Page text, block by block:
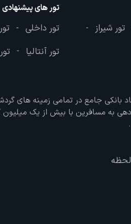
تور شیراز -
تور های پیشنهادی
تور داخلی -
تور آنتالیا -
سرویس دهی به مسافرین با بیش از یک
لحظه